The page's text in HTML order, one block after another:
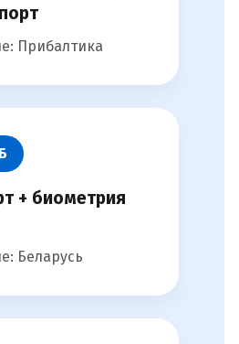
Прибалтика
+ биометрия
Беларусь